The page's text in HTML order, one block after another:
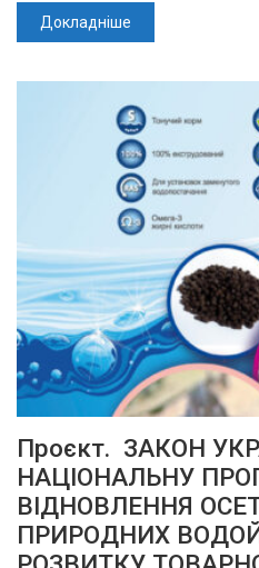
Докладніше
Проєкт. ЗАКОН
НАЦІОНАЛЬНУ
ВІДНОВЛЕННЯ
ПРИРОДНИХ